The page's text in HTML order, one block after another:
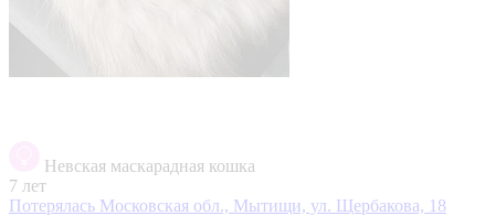
Невская маскарадная кошка
7 лет
Потерялась Московская обл., Мытищи, ул. Щербакова, 18